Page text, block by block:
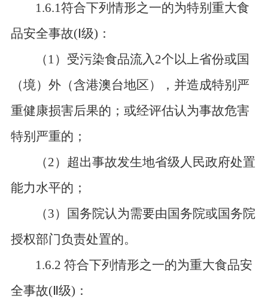
1.6.1符合下列情形之一的为特别重大食
品安全事故(Ⅰ级)：
（ 1）受污染食品流入2个以上省份或国
（境）外（含港澳台地区），并造成特别严
重健康损害后果的；或经评估认为事故危害
特别严重的；
（2）超出事故发生地省级人民政府处置
能力水平的；
（3）国务院认为需要由国务院或国务院
授权部门负责处置的。
1.6.2 符合下列情形之一的为重大食品安
全事故(Ⅱ级)：